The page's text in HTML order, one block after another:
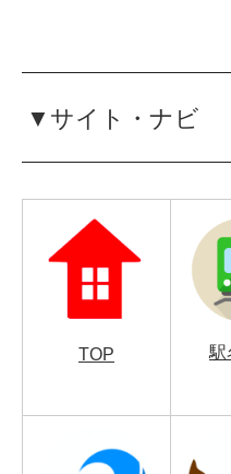
▼サイト・ナビ
TOP 駅